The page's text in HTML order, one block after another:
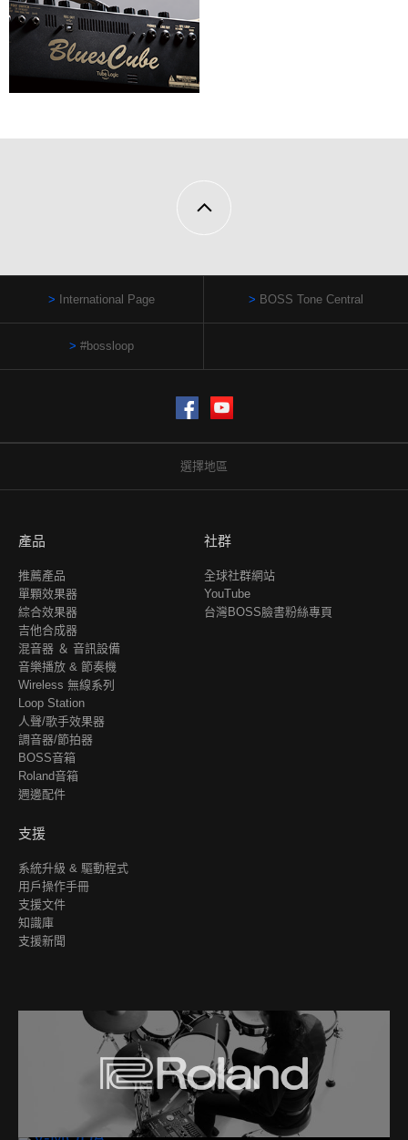
International Page BOSS Tone Central
#bossloop
Facebook
選擇地區
產品
推薦產品
單顆效果器
綜合效果器
吉他合成器
混音器 ＆ 音訊設備
音樂播放 & 節奏機
Wireless 無線系列
Loop Station
人聲/歌手效果器
調音器/節拍器
BOSS音箱
Roland音箱
週邊配件
社群
全球社群網站
YouTube
台灣BOSS臉書粉絲專頁
支援
系統升級 & 驅動程式
用戶操作手冊
支援文件
知識庫
支援新聞